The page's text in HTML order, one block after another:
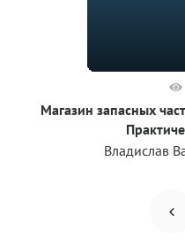
Магазин запасных
Владислав